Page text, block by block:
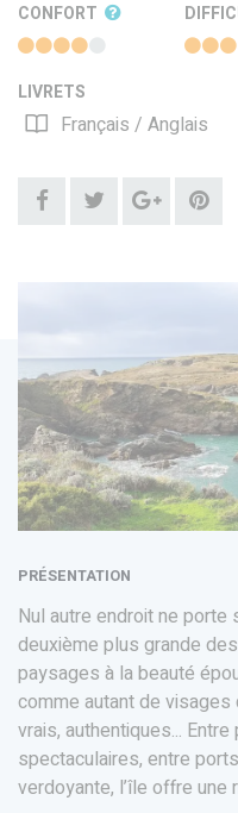
CONFORT
LIVRETS
Français / Anglais
PRÉSENTATION
Nul autre endroit ne porte
deuxième plus grande
paysages à la beauté
comme autant de
vrais, authentiques...
spectaculaires, entre
verdoyante, l’île offre